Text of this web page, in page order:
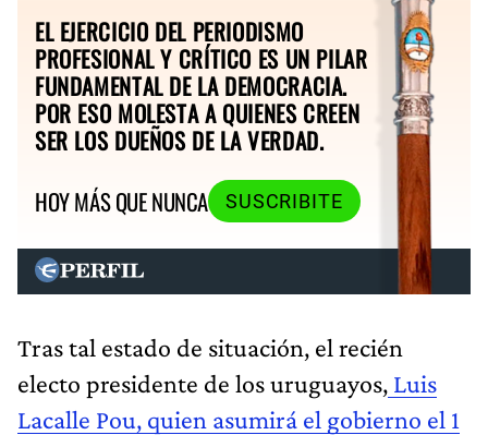
EL EJERCICIO DEL PERIODISMO
PROFESIONAL Y CRÍTICO ES UN PILAR
FUNDAMENTAL DE LA DEMOCRACIA.
POR ESO MOLESTA A QUIENES CREEN
SER LOS DUEÑOS DE LA VERDAD.
HOY MÁS QUE NUNCA
SUSCRIBITE
Tras tal estado de situación, el recién
electo presidente de los uruguayos, Luis
Lacalle Pou, quien asumirá el gobierno el 1